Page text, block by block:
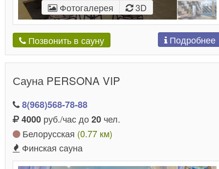
Фотогалерея 3D
Позвонить в сауну Подробнее
Сауна PERSONA VIP
8(968)568-78-88
4000 руб./час до20 чел.
Белорусская (0.77 км)
Финская сауна